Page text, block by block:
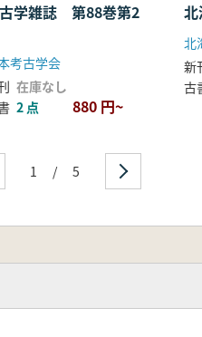
学雑誌 第88巻第2
考古学会
在庫なし
2 点 880 円~
北
新
古
1 / 5